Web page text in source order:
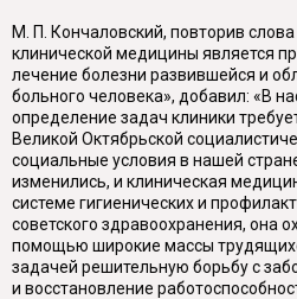
М. П. Кончаловский, повторив
клинической медицины является
лечение болезни развившейся и
больного человека», добавил: «В
определение задач клиники
Великой Октябрьской
социальные условия в нашей
изменились, и клиническая
системе гигиенических и
советского здравоохранения, она
помощью широкие массы
задачей решительную борьбу с
и восстановление